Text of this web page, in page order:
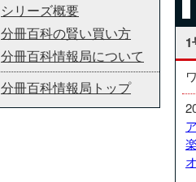
シリーズ概要
分冊百科の賢い買い方
分冊百科情報局について
分冊百科情報局トップ
1